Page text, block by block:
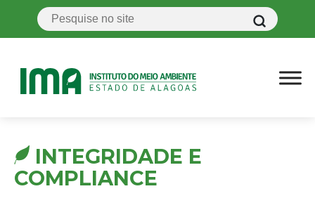
INTEGRIDADE E
COMPLIANCE